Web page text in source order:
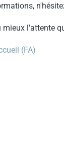
l'attente
(FA)